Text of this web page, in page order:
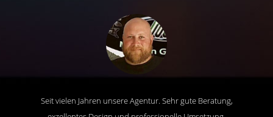
Seit vielen Jahren unsere Agentur. Sehr gute Beratung,